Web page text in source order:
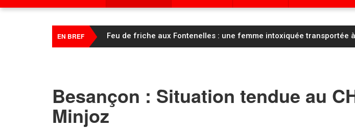
EN BREF FC Sochaux Montbéliard : Vincent Hognon lucide avant d’affronter
Besançon : Situation tendue au
Minjoz